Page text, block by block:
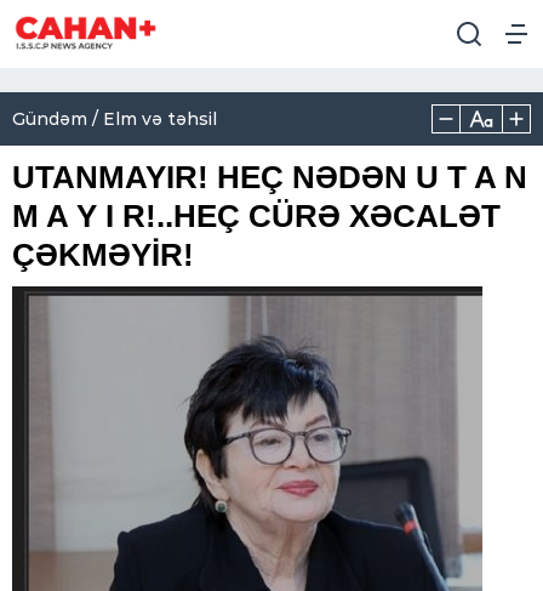
Gündəm / Elm və təhsil
UTANMAYIR! HEÇ NƏDƏN U T A N
M A Y I R!..HEÇ CÜRƏ XƏCALƏT
ÇƏKMƏYİR!